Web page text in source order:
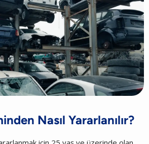
Nasıl Yararlanılır?